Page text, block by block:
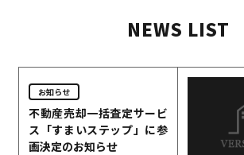
NEWS LIST
お知らせ
不動産売却一括査定サービ
ス「すまいステップ」に参
画決定のお知らせ